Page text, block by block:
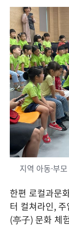
지역 아동·부
한편 로컬과문
터 컬쳐라인,
(亭子) 문화 체